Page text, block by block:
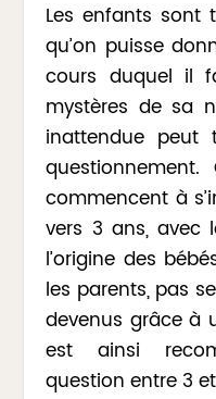
Les enfants sont
qu’on puisse
cours duquel il
mystères de sa
inattendue peut
commencent à
vers 3 ans, avec
l’origine des
les parents, pas
devenus grâce à
est ainsi
question entre 3